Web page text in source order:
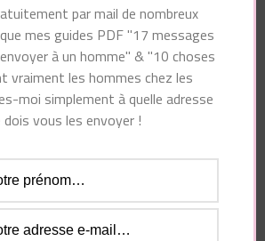
pouvez vous désinscrire à tout moment.
par mail de nombreux
mes guides PDF "17 messages
à un homme" & "10 choses
vraiment les hommes chez les
moi simplement à quelle adresse
dois vous les envoyer !